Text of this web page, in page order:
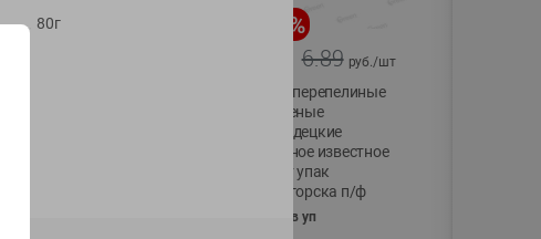
%
6.89 руб./шт
Яйца перепелиные
копченые
Молодецкие
Местное известное
20 шт упак
Солигорска п/ф
20шт в уп
80г